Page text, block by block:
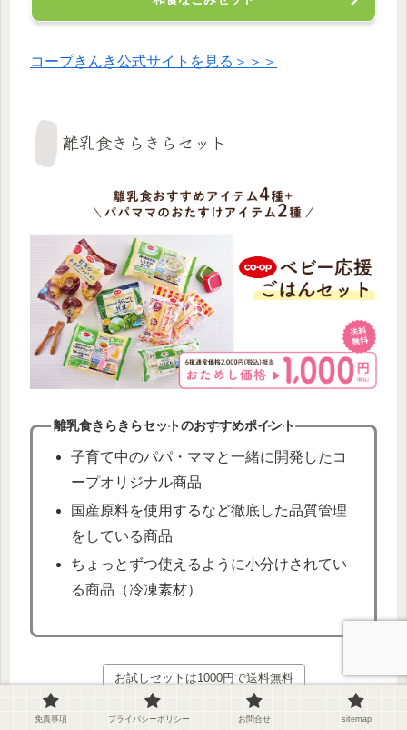
コープきんき公式サイトを見る＞＞＞
離乳食きらきらセット
離乳食きらきらセットのおすすめポイント
子育て中のパパ・ママと一緒に開発したコ
ープオリジナル商品
国産原料を使用するなど徹底した品質管理
をしている商品
ちょっとずつ使えるように小分けされてい
る商品（冷凍素材）
お試しセットは1000円で送料無料
離乳食きらきらセット
免責事項 プライバシーポリシー お問合せ sitemap